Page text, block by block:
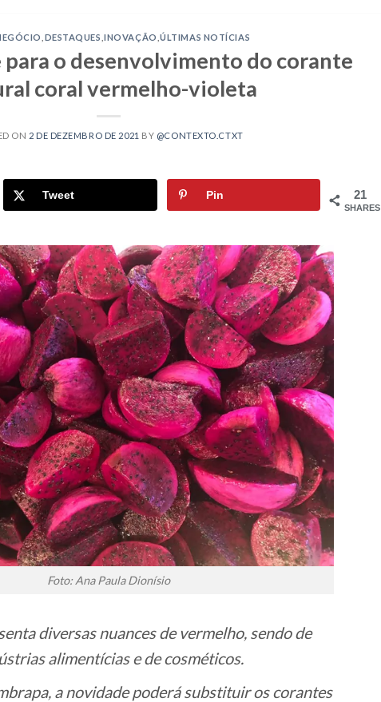
DESTAQUES ,INOVAÇÃO ,ÚLTIMAS NOTÍCIAS
o desenvolvimento do corante
coral vermelho-violeta
ON 2 DE DEZEMBRO DE 2021 BY @CONTEXTO.CTXT
21
SHARES
Tweet Pin
Foto: Ana Paula Dionísio
diversas nuances de vermelho, sendo de
alimentícias e de cosméticos.
a novidade poderá substituir os corantes